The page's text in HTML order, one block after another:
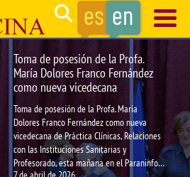
Search
Toma de posesión de la Profa.
María Dolores Franco Fernández
como nueva vicedecana
Toma de posesión de la Profa. María
Dolores Franco Fernández como nueva
vicedecana de Práctica Clínicas, Relaciones
con las Instituciones Sanitarias y
Profesorado, esta mañana en el Paraninfo
7 de abril de 2026